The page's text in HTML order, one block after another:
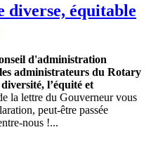
équitable
d'administration
administrateurs du Rotary
l’équité et
la lettre du Gouverneur vous
peut-être passée
nous !...